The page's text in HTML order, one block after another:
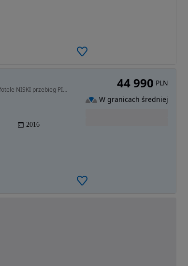
1399 cm3 • 125 KM • 1.4T Full LED Klimatronik Grzana kiera i fotele NISKI przebieg PIĘKNA
2016
44 990 PLN
W granicach średniej